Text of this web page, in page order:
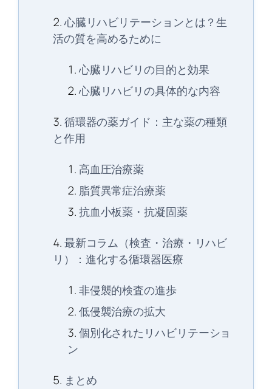
心臓リハビリテーションとは？生
活の質を高めるために
心臓リハビリの目的と効果
心臓リハビリの具体的な内容
循環器の薬ガイド：主な薬の種類
と作用
高血圧治療薬
脂質異常症治療薬
抗血小板薬・抗凝固薬
最新コラム（検査・治療・リハビ
リ）：進化する循環器医療
非侵襲的検査の進歩
低侵襲治療の拡大
個別化されたリハビリテーショ
ン
まとめ